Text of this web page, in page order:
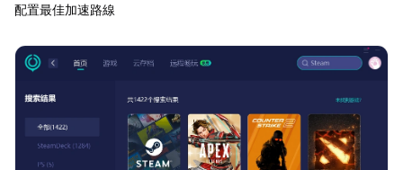
配置最佳加速路線